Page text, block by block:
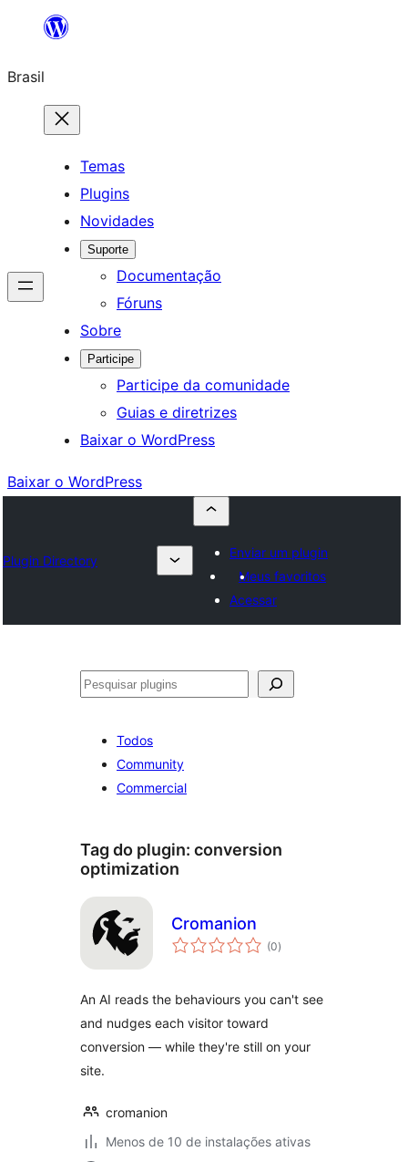
o
conteúdo
Brasil
Temas
Plugins
Novidades
Suporte
Documentação
Fóruns
Sobre
Participe
Participe da comunidade
Guias e diretrizes
Baixar o WordPress
Baixar o WordPress
Plugin Directory
Enviar um plugin
Meus favoritos
Acessar
Pesquisar
Todos
Community
Commercial
Tag do plugin: conversion
optimization
Cromanion
(0total
de
)
An AI reads the behaviours you can't see
and nudges each visitor toward
conversion — while they're still on your
site.
cromanion
Menos de 10 de instalações ativas